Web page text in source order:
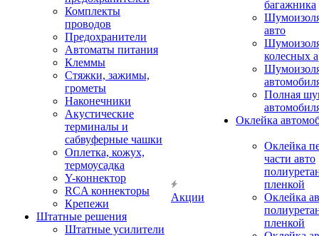
Комплекты
проводов
Предохранители
Автоматы питания
Клеммы
Стяжки, зажимы,
грометы
Наконечники
Акустические
терминалы и
сабвуферные чашки
Оплетка, кожух,
термоусадка
Y-коннектор
RCA коннекторы
Крепежи
Штатные решения
Штатные усилители
Акции
багажника
авто
колесных
Полная
Оклейка
Оклейка
части авто
пленкой
Оклейка
пленкой